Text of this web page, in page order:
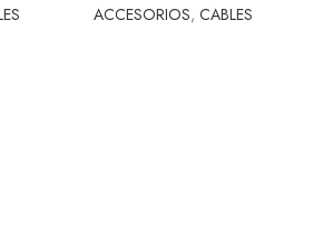
ACCESORIOS, CABLES